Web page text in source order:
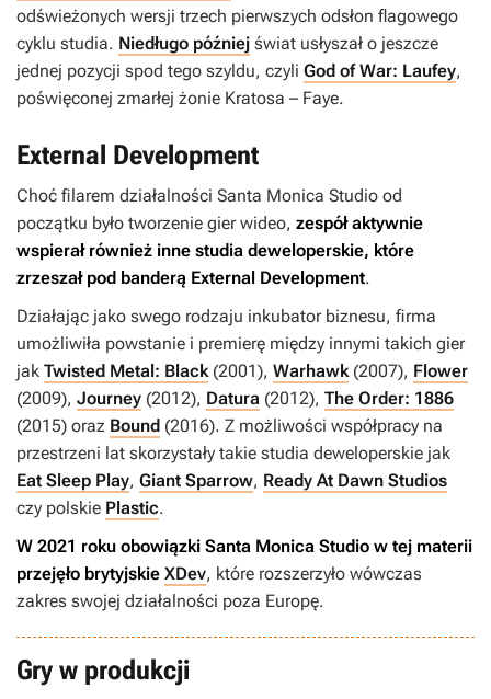
odświeżonych wersji trzech pierwszych odsłon flagowego
cyklu studia. Niedługo później świat usłyszał o jeszcze
jednej pozycji spod tego szyldu, czyli God of War: Laufey,
poświęconej zmarłej żonie Kratosa – Faye.
External Development
Choć filarem działalności Santa Monica Studio od
początku było tworzenie gier wideo, zespół aktywnie
wspierał również inne studia deweloperskie, które
zrzeszał pod banderą External Development.
Działając jako swego rodzaju inkubator biznesu, firma
umożliwiła powstanie i premierę między innymi takich gier
jak Twisted Metal: Black(2001), Warhawk(2007), Flower
(2009), Journey (2012), Datura (2012), The Order: 1886
(2015) oraz Bound (2016). Z możliwości współpracy na
przestrzeni lat skorzystały takie studia deweloperskie jak
Eat Sleep Play, Giant Sparrow, Ready At Dawn Studios
czy polskie Plastic.
W 2021 roku obowiązki Santa Monica Studio w tej materii
przejęło brytyjskie XDev, które rozszerzyło wówczas
zakres swojej działalności poza Europę.
Gry w produkcji